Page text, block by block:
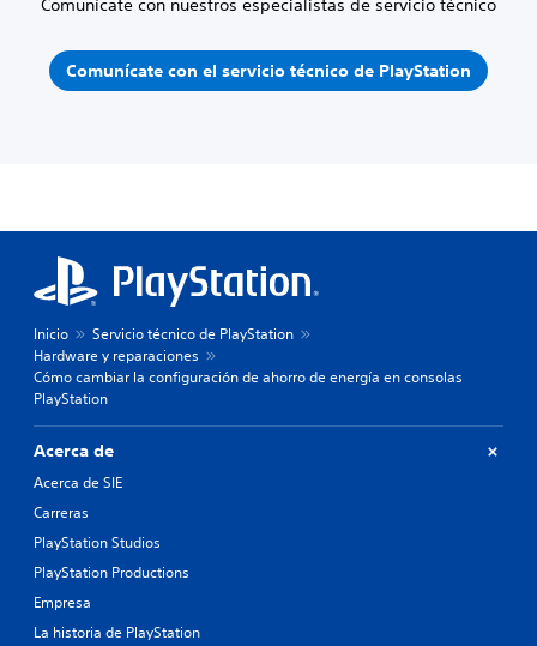
Comunícate con nuestros especialistas de servicio técnico
Comunícate con el servicio técnico de PlayStation
Inicio
Servicio técnico de PlayStation
Hardware y reparaciones
Cómo cambiar la configuración de ahorro de energía en consolas
PlayStation
Acerca de
Acerca de SIE
Carreras
PlayStation Studios
PlayStation Productions
Empresa
La historia de PlayStation